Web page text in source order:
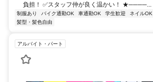
負担！ ✅スタッフ仲が良く温かい！ ★────...
制服あり バイク通勤OK 車通勤OK 学生歓迎 ネイルOK
髪型・髪色自由
アルバイト・パート